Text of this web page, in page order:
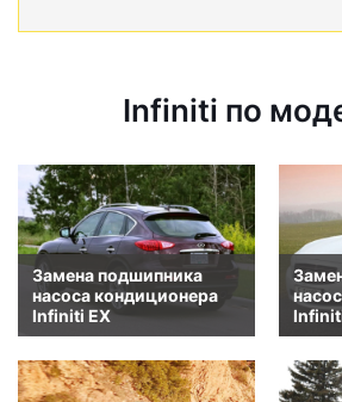
Infiniti по
Замена подшипника
насоса кондиционера
Infiniti EX